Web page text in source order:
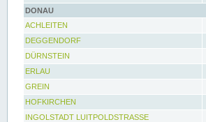
DONAU
ACHLEITEN
DEGGENDORF
DÜRNSTEIN
ERLAU
GREIN
HOFKIRCHEN
INGOLSTADT LUITPOLDSTRASSE